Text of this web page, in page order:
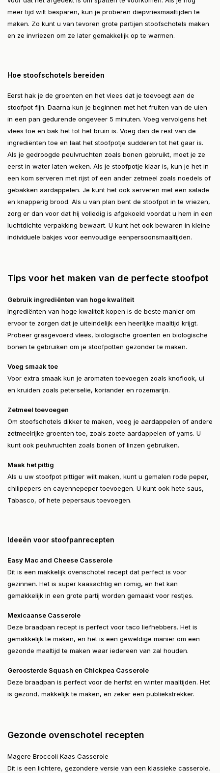
meer tijd wilt besparen, kun je proberen diepvriesmaaltijden te
maken. Zo kunt u van tevoren grote partijen stoofschotels maken
en ze invriezen om ze later gemakkelijk op te warmen.
Hoe stoofschotels bereiden
Eerst hak je de groenten en het vlees dat je toevoegt aan de
stoofpot fijn. Daarna kun je beginnen met het fruiten van de uien
in een pan gedurende ongeveer 5 minuten. Voeg vervolgens het
vlees toe en bak het tot het bruin is. Voeg dan de rest van de
ingrediënten toe en laat het stoofpotje sudderen tot het gaar is.
Als je gedroogde peulvruchten zoals bonen gebruikt, moet je ze
eerst in water laten weken. Als je stoofpotje klaar is, kun je het in
een kom serveren met rijst of een ander zetmeel zoals noedels of
gebakken aardappelen. Je kunt het ook serveren met een salade
en knapperig brood. Als u van plan bent de stoofpot in te vriezen,
zorg er dan voor dat hij volledig is afgekoeld voordat u hem in een
luchtdichte verpakking bewaart. U kunt het ook bewaren in kleine
individuele bakjes voor eenvoudige eenpersoonsmaaltijden.
Tips voor het maken van de perfecte stoofpot
Gebruik ingrediënten van hoge kwaliteit
Ingrediënten van hoge kwaliteit kopen is de beste manier om
ervoor te zorgen dat je uiteindelijk een heerlijke maaltijd krijgt.
Probeer grasgevoerd vlees, biologische groenten en biologische
bonen te gebruiken om je stoofpotten gezonder te maken.
Voeg smaak toe
Voor extra smaak kun je aromaten toevoegen zoals knoflook, ui
en kruiden zoals peterselie, koriander en rozemarijn.
Zetmeel toevoegen
Om stoofschotels dikker te maken, voeg je aardappelen of andere
zetmeelrijke groenten toe, zoals zoete aardappelen of yams. U
kunt ook peulvruchten zoals bonen of linzen gebruiken.
Maak het pittig
Als u uw stoofpot pittiger wilt maken, kunt u gemalen rode peper,
chilipepers en cayennepeper toevoegen. U kunt ook hete saus,
Tabasco, of hete pepersaus toevoegen.
Ideeën voor stoofpanrecepten
Easy Mac and Cheese Casserole
Dit is een makkelijk ovenschotel recept dat perfect is voor
gezinnen. Het is super kaasachtig en romig, en het kan
gemakkelijk in een grote partij worden gemaakt voor restjes.
Mexicaanse Casserole
Deze braadpan recept is perfect voor taco liefhebbers. Het is
gemakkelijk te maken, en het is een geweldige manier om een
gezonde maaltijd te maken waar iedereen van zal houden.
Geroosterde Squash en Chickpea Casserole
Deze braadpan is perfect voor de herfst en winter maaltijden. Het
is gezond, makkelijk te maken, en zeker een publiekstrekker.
Gezonde ovenschotel recepten
Magere Broccoli Kaas Casserole
Dit is een lichtere, gezondere versie van een klassieke casserole.